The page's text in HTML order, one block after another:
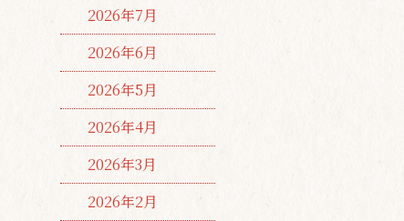
2026年7月
2026年6月
2026年5月
2026年4月
2026年3月
2026年2月